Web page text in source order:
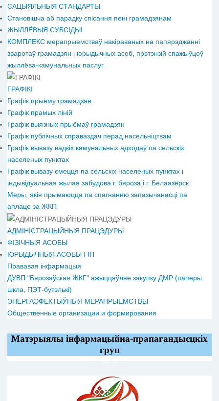
САЦЫЯЛЬНЫЯ СТАНДАРТЫ
Становiшча аб парадку спісання пені грамадзянам
ЖЫЛЛЁВЫЯ СУБСІДЫІ
КОМПЛЕКС мерапрыемстваў накіраваных на папярэджанні
зваротаў грамадзян і юрыдычных асоб, прэтэнзій спажыўцоў
жыллёва-камунальных паслуг
ГРАФІКІ
Графік прыёму грамадзян
Графік прамых ліній
Графік выязных прыёмаў грамадзян
Графік публічных справаздач перад насельніцтвам
Графік вывазу вадкіх камунальных адходаў па сельскіх
населеных пунктах
Графік вывазу смецця па сельскіх населеных пунктах і
індывідуальная жылая забудова г. бяроза і г. Белаазёрск
Меры, якія прымаюцца па спагнанню запазычанасці па
аплаце за ЖКП
АДМІНІСТРАЦЫЙНЫЯ ПРАЦЭДУРЫ
ФІЗІЧНЫЯ АСОБЫ
ЮРЫДЫЧНЫЯ АСОБЫ І ІП
Прававая інфармацыя
ДУВП "Бярозаўская ЖКГ" ажыццяўляе закупку ДМР (паперы,
шкла, ПЭТ-бутэлькі)
ЭНЕРГАЭФЕКТЫЎНЫЯ МЕРАПРЫЕМСТВЫ
Общественные организации и формирования
Матэрыялы інфармацыйна-прапагандысцкіх
груп